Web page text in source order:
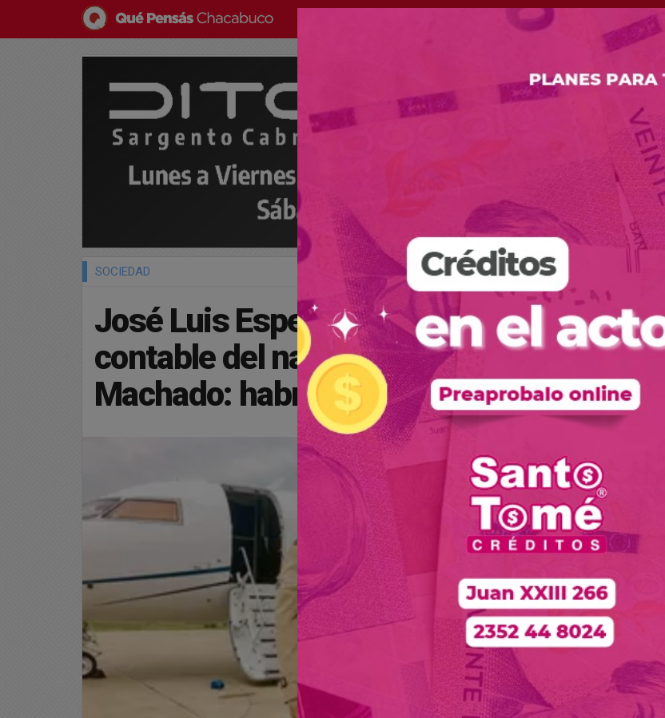
SOCIEDAD
José Luis Espert figura en un cuaderno
contable del narcotraficante Fred
Machado: habría recibido 200 mil dólares